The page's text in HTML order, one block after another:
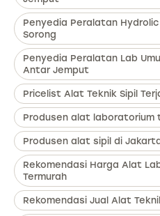
Penyedia Peralatan
Sorong
Penyedia Peralatan Lab
Antar Jemput
Pricelist Alat Teknik Sipil
Produsen alat laboratorium
Produsen alat sipil di
Rekomendasi Harga Alat
Termurah
Rekomendasi Jual Alat